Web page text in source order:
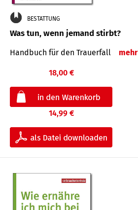
BESTATTUNG
Was tun, wenn jemand stirbt?
Handbuch für den Trauerfall mehr
18,00 €
14,99 €